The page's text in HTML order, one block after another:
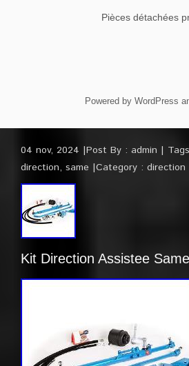
Pièces détachées
Powered by WordPress
04 nov, 2024 Post By : admin
direction, same Category : direction
Kit Direction Assistee